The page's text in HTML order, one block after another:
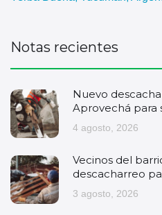
Notas recientes
Nuevo
Aprovechá para
4 agosto, 2026
Vecinos del
descacharreo
3 agosto, 2026